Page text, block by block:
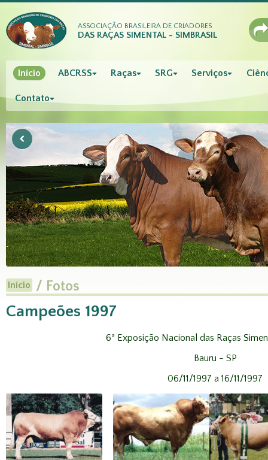
ASSOCIAÇÃO BRASILEIRA DE CRIADORES
DAS RAÇAS SIMENTAL - SIMBRASIL
Início ABCRSS Raças SRG Serviços
Contato
Início / Fotos
Campeões 1997
6ª Exposição Nacional das Raças
Bauru - SP
06/11/1997 a 16/11/1997